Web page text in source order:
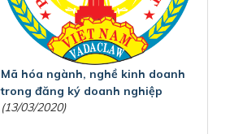
Mã hóa ngành, nghề kinh doanh
trong đăng ký doanh nghiệp
(13/03/2020)